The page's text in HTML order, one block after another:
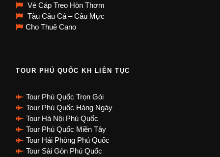
Vé Cáp Treo Hòn Thơm
Tàu Câu Cá – Câu Mực
Cho Thuê Cano
TOUR PHÚ QUỐC KH LIÊN TỤC
Tour Phú Quốc Trọn Gói
Tour Phú Quốc Hàng Ngày
Tour Hà Nội Phú Quốc
Tour Phú Quốc Miền Tây
Tour Hải Phòng Phú Quốc
Tour Sài Gòn Phú Quốc